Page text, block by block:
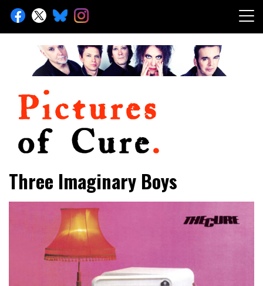
Skip
content
Pictures of Cure
Three Imaginary Boys